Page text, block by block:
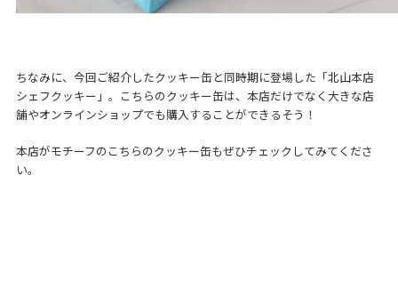
ちなみに、今回ご紹介したクッキー缶と同時期に登場した「北山本店
シェフクッキー」。こちらのクッキー缶は、本店だけでなく大きな店
舗やオンラインショップでも購入することができるそう！
本店がモチーフのこちらのクッキー缶もぜひチェックしてみてくださ
い。